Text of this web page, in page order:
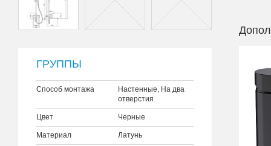
ГРУППЫ
Способ монтажа
Настенные, На два
отверстия
Цвет Черные
Материал Латунь